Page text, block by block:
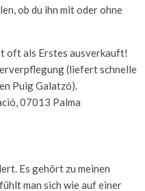
ob du ihn mit oder ohne
oft als Erstes ausverkauft!
(liefert schnelle
Puig Galatzó).
07013 Palma
Es gehört zu meinen
man sich wie auf einer